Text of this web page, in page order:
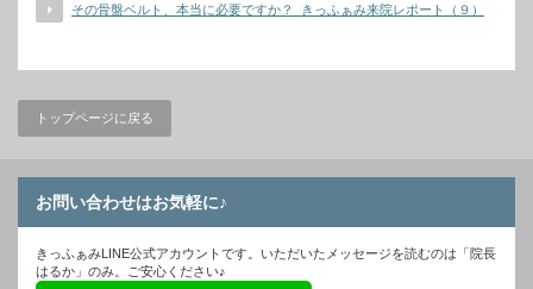
その骨盤ベルト、本当に必要ですか？_きっふぁみ来院レポート（９）
トップページに戻る
お問い合わせはお気軽に♪
きっふぁみLINE公式アカウントです。いただいたメッセージを読むのは「院長
はるか」のみ。ご安心ください♪